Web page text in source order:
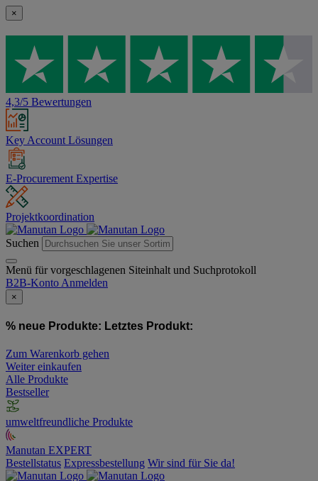
×
4,3/5 Bewertungen
Key Account Lösungen
E-Procurement Expertise
Projektkoordination
Suchen
Menü für vorgeschlagenen Siteinhalt und Suchprotokoll
B2B-Konto Anmelden
×
% neue Produkte: Letztes Produkt:
Zum Warenkorb gehen
Weiter einkaufen
Alle Produkte
Bestseller
umweltfreundliche Produkte
Manutan EXPERT
Bestellstatus Expressbestellung Wir sind für Sie da!